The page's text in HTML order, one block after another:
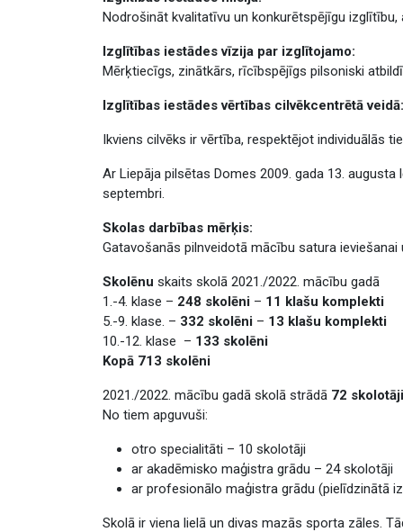
Nodrošināt kvalitatīvu un konkurētspējīgu
Izglītības iestādes vīzija par izglītojamo:
Mērķtiecīgs, zinātkārs, rīcībspējīgs pilsoniski
Izglītības iestādes vērtības cilvēkcentrētā veidā:
Ikviens cilvēks ir vērtība, respektējot individuālās
Ar Liepāja pilsētas Domes 2009. gada 13.
septembri.
Skolas darbības mērķis:
Gatavošanās pilnveidotā mācību satura
Skolēnu skaits skolā 2021./2022. mācību gadā
1.-4. klase – 248 skolēni – 11 klašu komplekti
5.-9. klase. – 332 skolēni – 13 klašu komplekti
10.-12. klase – 133 skolēni
Kopā 713 skolēni
2021./2022. mācību gadā skolā strādā 72 skolotāji
No tiem apguvuši:
otro specialitāti – 10 skolotāji
ar akadēmisko maģistra grādu – 24 skolotāji
ar profesionālo maģistra grādu (pielīdzinātā
Skolā ir viena lielā un divas mazās sporta zāles.